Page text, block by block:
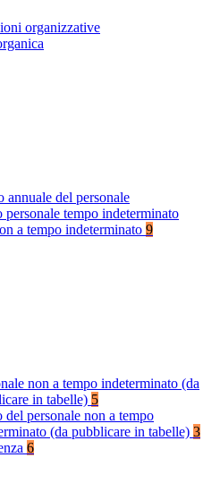
organizzative
annuale del personale
personale tempo indeterminato
a tempo indeterminato 9
non a tempo indeterminato (da
in tabelle) 5
del personale non a tempo
(da pubblicare in tabelle) 3
6